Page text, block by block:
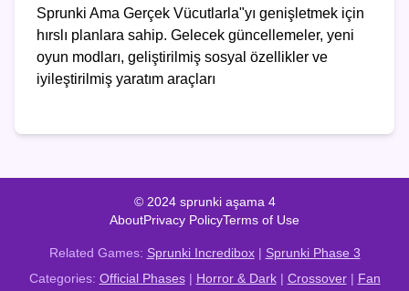
Sprunki Ama Gerçek Vücutlarla"yı genişletmek için
hırslı planlara sahip. Gelecek güncellemeler, yeni
oyun modları, geliştirilmiş sosyal özellikler ve
iyileştirilmiş yaratım araçları
© 2024 sprunki aşama 4
AboutPrivacy PolicyTerms of Use
Related Games: Sprunki Incredibox| Sprunki Phase 3
Categories: Official Phases| Horror & Dark| Crossover| Fan